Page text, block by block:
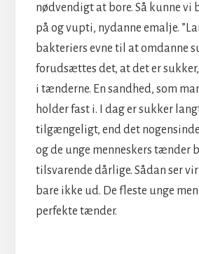
nødvendigt at bore. Så kunne
på og vupti, nydanne emalje.
bakteriers evne til at omdanne
forudsættes det, at det er
i tænderne. En sandhed, som
holder fast i. I dag er sukker
tilgængeligt, end det
og de unge menneskers tænder
tilsvarende dårlige. Sådan ser
bare ikke ud. De fleste unge
perfekte tænder.